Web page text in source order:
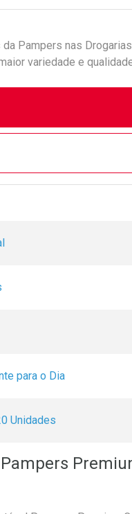
da Pampers nas
variedade e
para o Dia
Unidades